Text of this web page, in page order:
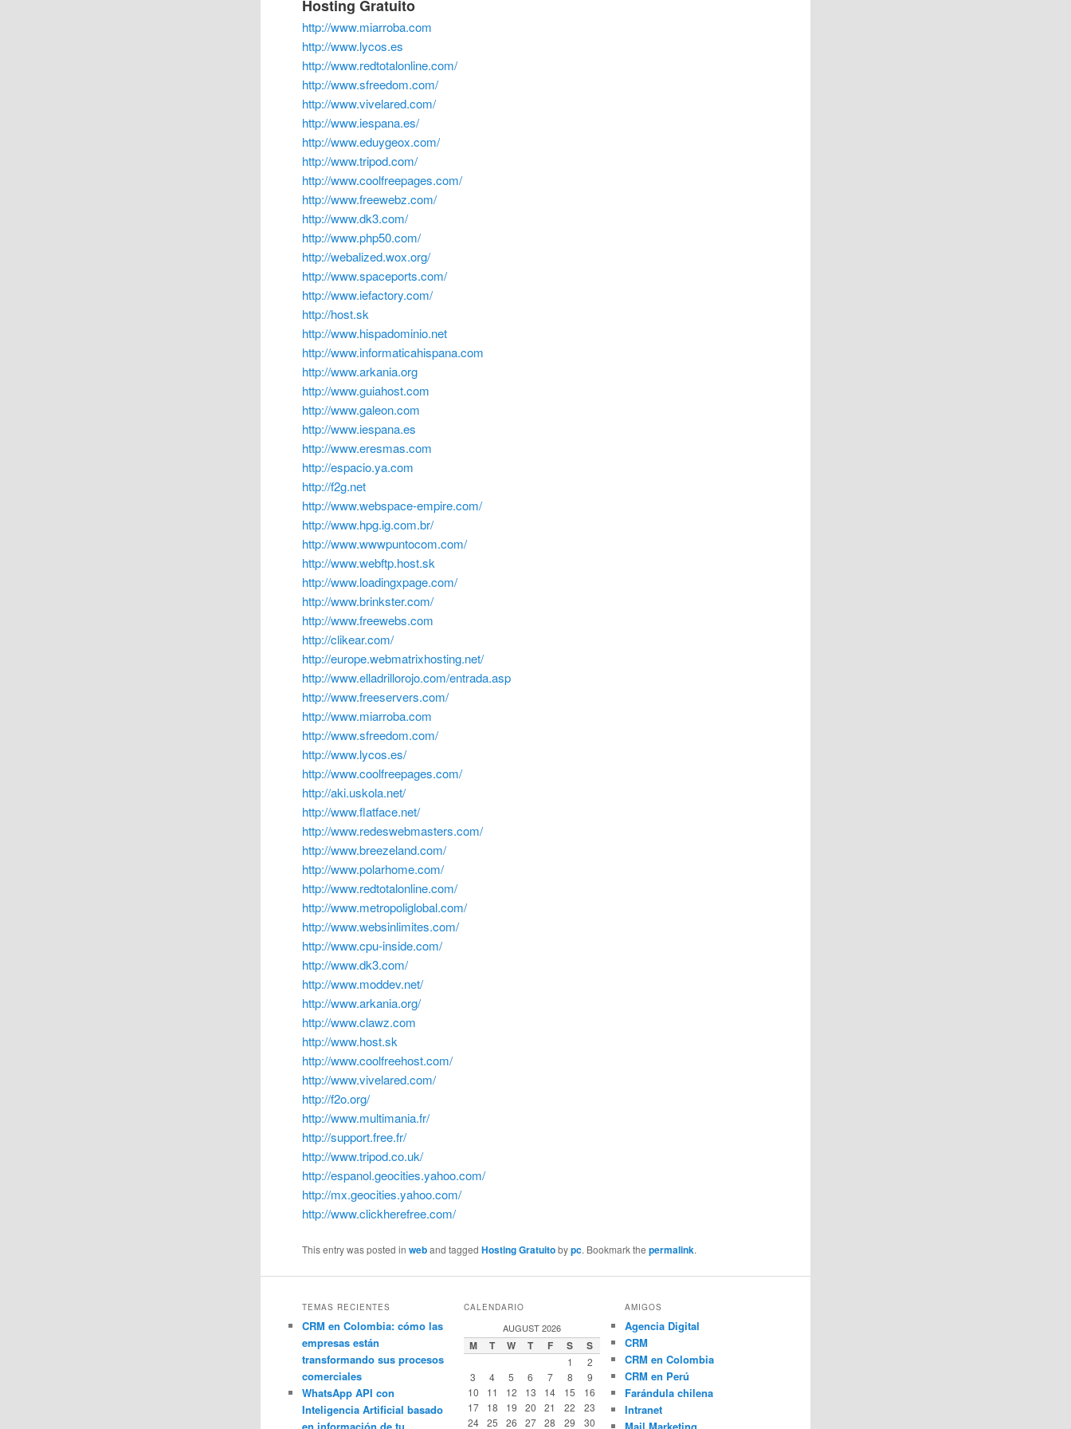
Hosting Gratuito
http://www.miarroba.com
http://www.lycos.es
http://www.redtotalonline.com/
http://www.sfreedom.com/
http://www.vivelared.com/
http://www.iespana.es/
http://www.eduygeox.com/
http://www.tripod.com/
http://www.coolfreepages.com/
http://www.freewebz.com/
http://www.dk3.com/
http://www.php50.com/
http://webalized.wox.org/
http://www.spaceports.com/
http://www.iefactory.com/
http://host.sk
http://www.hispadominio.net
http://www.informaticahispana.com
http://www.arkania.org
http://www.guiahost.com
http://www.galeon.com
http://www.iespana.es
http://www.eresmas.com
http://espacio.ya.com
http://f2g.net
http://www.webspace-empire.com/
http://www.hpg.ig.com.br/
http://www.wwwpuntocom.com/
http://www.webftp.host.sk
http://www.loadingxpage.com/
http://www.brinkster.com/
http://www.freewebs.com
http://clikear.com/
http://europe.webmatrixhosting.net/
http://www.elladrillorojo.com/entrada.asp
http://www.freeservers.com/
http://www.miarroba.com
http://www.sfreedom.com/
http://www.lycos.es/
http://www.coolfreepages.com/
http://aki.uskola.net/
http://www.flatface.net/
http://www.redeswebmasters.com/
http://www.breezeland.com/
http://www.polarhome.com/
http://www.redtotalonline.com/
http://www.metropoliglobal.com/
http://www.websinlimites.com/
http://www.cpu-inside.com/
http://www.dk3.com/
http://www.moddev.net/
http://www.arkania.org/
http://www.clawz.com
http://www.host.sk
http://www.coolfreehost.com/
http://www.vivelared.com/
http://f2o.org/
http://www.multimania.fr/
http://support.free.fr/
http://www.tripod.co.uk/
http://espanol.geocities.yahoo.com/
http://mx.geocities.yahoo.com/
http://www.clickherefree.com/
This entry was posted inweband taggedHosting Gratuitobypc. Bookmark thepermalink.
TEMAS RECIENTES
CRM en Colombia: cómo las
empresas están
transformando sus procesos
comerciales
WhatsApp API con
Inteligencia Artificial basado
CALENDARIO
AUGUST 2026
M T W T F S S
1
2
3
4 5 6 7 8
9
10
11 12 13 14 15
16
17
18 19 20 21 22
23
24
25 26 27 28 29 30
AMIGOS
Agencia Digital
CRM
CRM en Colombia
CRM en Perú
Farándula chilena
Intranet